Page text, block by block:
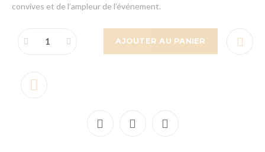
convives et de l’ampleur de l’événement.
AJOUTER AU PANIER